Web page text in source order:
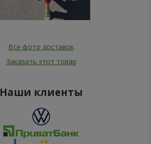
Все фото доставок
Заказать этот товар
Наши клиенты